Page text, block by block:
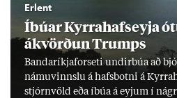
Erlent
Íbú­ar Kyrra­hafs­eyja
ákvörð­un Trumps
Banda­ríkja­for­seti und­ir­búa að
námu­vinnslu á hafs­botni á
stjórn­völd eða íbúa á eyj­um í